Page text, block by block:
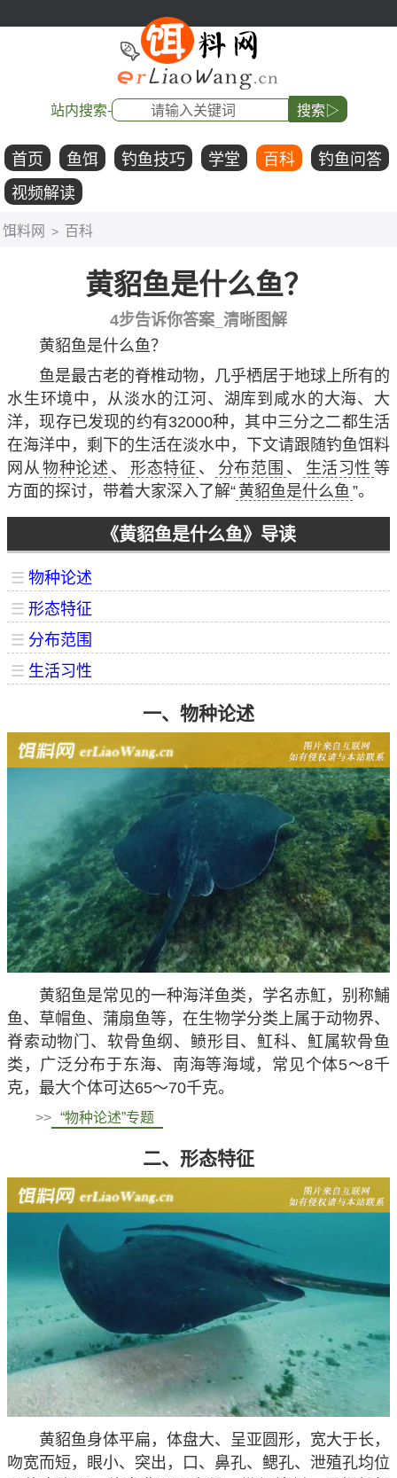
站内搜索- 搜索▷
首页 鱼饵 钓鱼技巧 学堂 百科
钓鱼问答
视频解读
饵料网 > 百科
黄貂鱼是什么鱼？
4步告诉你答案_清晰图解
黄貂鱼是什么鱼？
鱼是最古老的脊椎动物，几乎栖居于地球上所有的
水生环境中，从淡水的江河、湖库到咸水的大海、大
洋，现存已发现的约有32000种，其中三分之二都生活
在海洋中，剩下的生活在淡水中，下文请跟随钓鱼饵料
网从 物种论述 、 形态特征 、 分布范围 、 生活习性 等
方面的探讨，带着大家深入了解“ 黄貂鱼是什么鱼 ”。
《黄貂鱼是什么鱼》导读
☰ 物种论述
☰ 形态特征
☰ 分布范围
☰ 生活习性
一、物种论述
黄貂鱼是常见的一种海洋鱼类，学名赤魟，别称鯆
鱼、草帽鱼、蒲扇鱼等，在生物学分类上属于动物界、
脊索动物门、软骨鱼纲、鲼形目、魟科、魟属软骨鱼
类，广泛分布于东海、南海等海域，常见个体5～8千
克，最大个体可达65～70千克。
>> “物种论述”专题
二、形态特征
黄貂鱼身体平扁，体盘大、呈亚圆形，宽大于长，
吻宽而短，眼小、突出，口、鼻孔、鳃孔、泄殖孔均位